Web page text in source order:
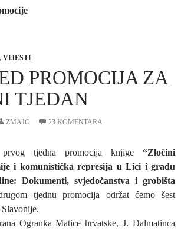
, VIJESTI
PROMOCIJA ZA
TJEDAN
ZMAJO 23 KOMENTARA
prvog tjedna promocija knjige “Zločini
i komunistička represija u Lici i gradu
Dokumenti, svjedočanstva i grobišta
tjednu promocija održat ćemo šest
Ogranka Matice hrvatske, J. Dalmatinca